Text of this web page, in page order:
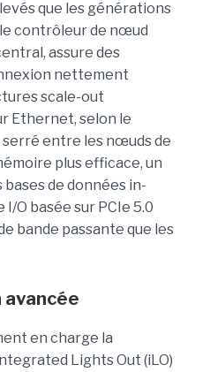
que les générations
contrôleur de nœud
assure des
nettement
scale-out
Ethernet, selon le
serré entre les nœuds de
plus efficace, un
de données in-
O basée sur PCIe 5.0
bande passante que les
en charge la
Lights Out (iLO)